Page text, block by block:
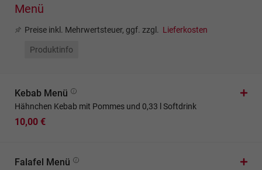
Menü
Preise inkl. Mehrwertsteuer, ggf. zzgl. Lieferkosten
Produktinfo
Kebab Menü
Hähnchen Kebab mit Pommes und 0,33 l Softdrink
10,00 €
Falafel Menü